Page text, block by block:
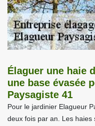
Élaguer une haie
une base évasée
Paysagiste 41
Pour le jardinier Elagueur
deux fois par an. Les haies